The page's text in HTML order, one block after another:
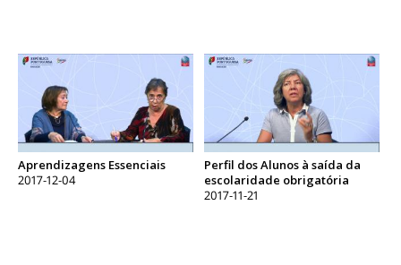
Aprendizagens Essenciais
2017-12-04
Perfil dos Alunos à saída da
escolaridade obrigatória
2017-11-21